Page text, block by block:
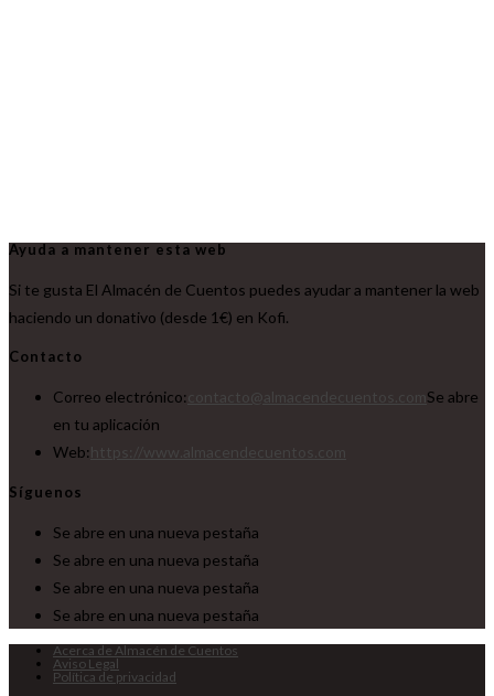
Ayuda a mantener esta web
Si te gusta El Almacén de Cuentos puedes ayudar a mantener la web
haciendo un donativo (desde 1€) en Kofi.
Contacto
Correo electrónico:
Se abre
en tu aplicación
Web:
Síguenos
Se abre en una nueva pestaña
Se abre en una nueva pestaña
Se abre en una nueva pestaña
Se abre en una nueva pestaña
Acerca de Almacén de Cuentos
Aviso Legal
Política de privacidad